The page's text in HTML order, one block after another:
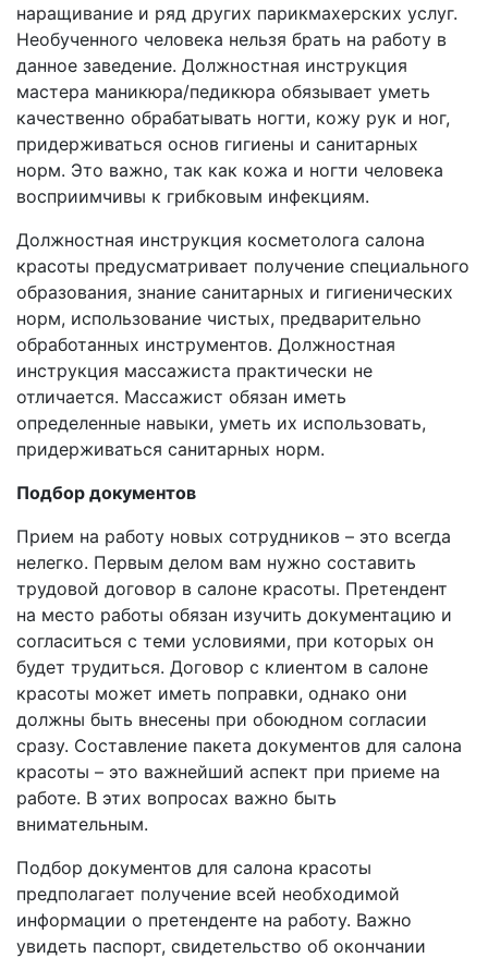
наращивание и ряд других парикмахерских услуг.
Необученного человека нельзя брать на работу в
данное заведение. Должностная инструкция
мастера маникюра/педикюра обязывает уметь
качественно обрабатывать ногти, кожу рук и ног,
придерживаться основ гигиены и санитарных
норм. Это важно, так как кожа и ногти человека
восприимчивы к грибковым инфекциям.
Должностная инструкция косметолога салона
красоты предусматривает получение специального
образования, знание санитарных и гигиенических
норм, использование чистых, предварительно
обработанных инструментов. Должностная
инструкция массажиста практически не
отличается. Массажист обязан иметь
определенные навыки, уметь их использовать,
придерживаться санитарных норм.
Подбор документов
Прием на работу новых сотрудников – это всегда
нелегко. Первым делом вам нужно составить
трудовой договор в салоне красоты. Претендент
на место работы обязан изучить документацию и
согласиться с теми условиями, при которых он
будет трудиться. Договор с клиентом в салоне
красоты может иметь поправки, однако они
должны быть внесены при обоюдном согласии
сразу. Составление пакета документов для салона
красоты – это важнейший аспект при приеме на
работе. В этих вопросах важно быть
внимательным.
Подбор документов для салона красоты
предполагает получение всей необходимой
информации о претенденте на работу. Важно
увидеть паспорт, свидетельство об окончании